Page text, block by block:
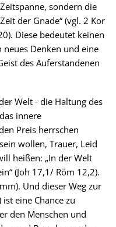
sondern die
der Gnade“ (vgl. 2 Kor
Diese bedeutet keinen
neues Denken und eine
des Auferstandenen
Welt - die Haltung des
das innere
Preis herrschen
wollen, Trauer, Leid
heißen: „In der Welt
(Joh 17,1/ Röm 12,2).
Und dieser Weg zur
ist eine Chance zu
den Menschen und